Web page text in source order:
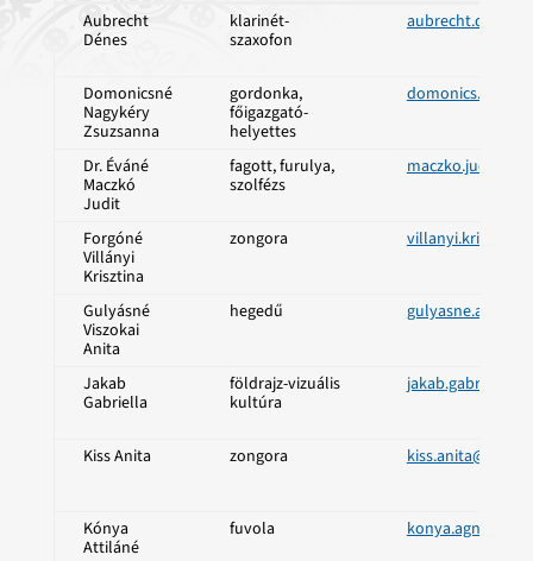
Pedagógus
tantárgy,
bosztás
email
Aubrecht
Dénes
klarinét-
szaxofon
Domonicsné
Nagykéry
Zsuzsanna
gordonka,
főigazgató-
helyettes
Dr. Éváné
Maczkó
Judit
fagott, furulya,
szolfézs
Forgóné
Villányi
Krisztina
zongora
Gulyásné
Viszokai
Anita
hegedű
Jakab
Gabriella
földrajz-vizuális
kultúra
Kiss Anita zongora
Kónya
Attiláné
fuvola